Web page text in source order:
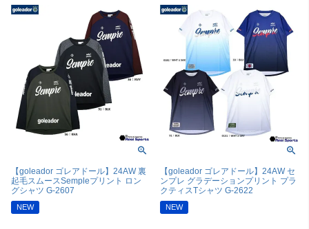
【goleador ゴレアドール】24AW 裏
起毛スムースSempleプリント ロン
グシャツ G-2607
NEW
【goleador ゴレアドール】24AW セ
ンプレ グラデーションプリント プラ
クティスTシャツ G-2622
NEW